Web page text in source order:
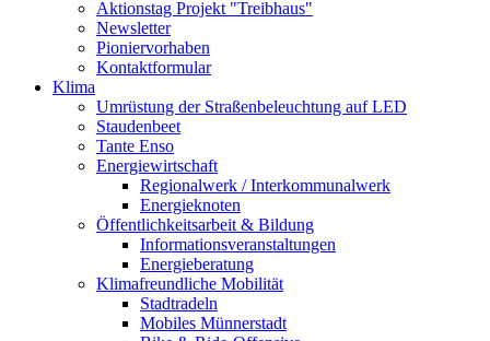
Aktionstag Projekt "Treibhaus"
Newsletter
Pioniervorhaben
Kontaktformular
Klima
Umrüstung der Straßenbeleuchtung auf LED
Staudenbeet
Tante Enso
Energiewirtschaft
Regionalwerk / Interkommunalwerk
Energieknoten
Öffentlichkeitsarbeit & Bildung
Informationsveranstaltungen
Energieberatung
Klimafreundliche Mobilität
Stadtradeln
Mobiles Münnerstadt